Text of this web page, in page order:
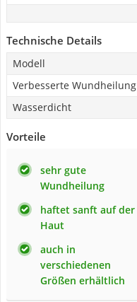
Technische Details
Modell
Verbesserte Wundheilung
Wasserdicht
Vorteile
sehr gute
Wundheilung
haftet sanft auf der
Haut
auch in
verschiedenen
Größen erhältlich